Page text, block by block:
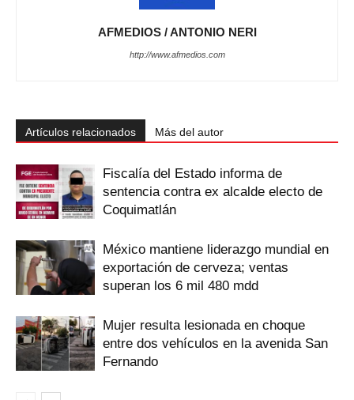
AFMEDIOS / ANTONIO NERI
http://www.afmedios.com
Artículos relacionados Más del autor
Fiscalía del Estado informa de
sentencia contra ex alcalde electo de
Coquimatlán
México mantiene liderazgo mundial en
exportación de cerveza; ventas
superan los 6 mil 480 mdd
Mujer resulta lesionada en choque
entre dos vehículos en la avenida San
Fernando